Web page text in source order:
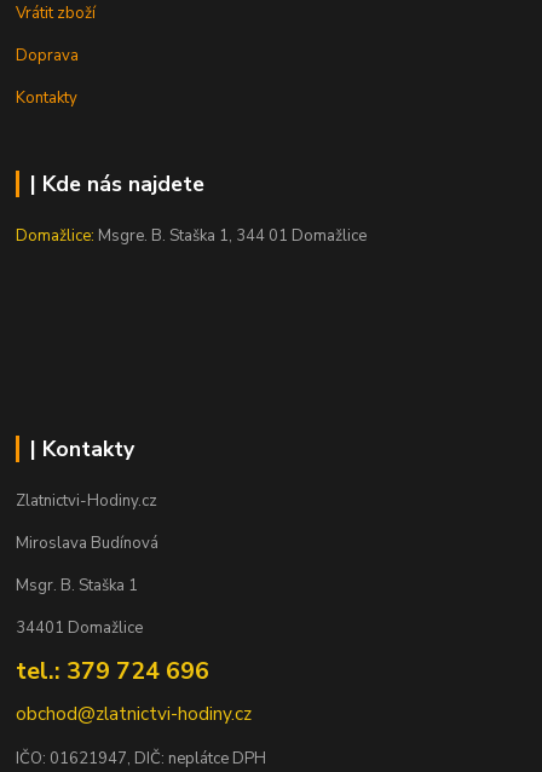
Vrátit zboží
Doprava
Kontakty
| Kde nás najdete
Domažlice: Msgre. B. Staška 1, 344 01 Domažlice
| Kontakty
Zlatnictvi-Hodiny.cz
Miroslava Budínová
Msgr. B. Staška 1
34401 Domažlice
tel.: 379 724 696
obchod@zlatnictvi-hodiny.cz
IČO: 01621947, DIČ: neplátce DPH